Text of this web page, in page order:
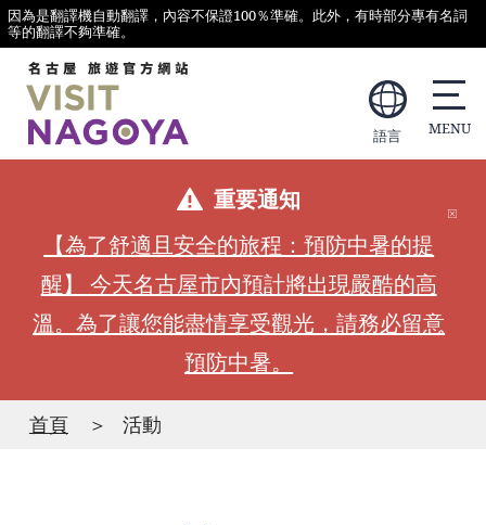
因為是翻譯機自動翻譯，內容不保證100％準確。此外，有時部分專有名詞
等的翻譯不夠準確。
語言
重要通知
【為了舒適且安全的旅程：預防中暑的提
醒】 今天名古屋市內預計將出現嚴酷的高
溫。為了讓您能盡情享受觀光，請務必留意
預防中暑。
首頁 活動